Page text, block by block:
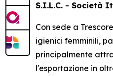
S.I.L.C. - Società
Con sede a
igienici femminili,
principalmente
l'esportazione in